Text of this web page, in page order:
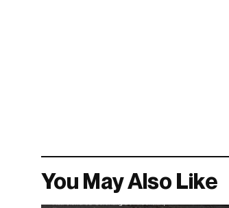
You May Also Like